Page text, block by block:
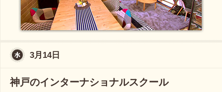
3月14日
神戸のインターナショナルスクール